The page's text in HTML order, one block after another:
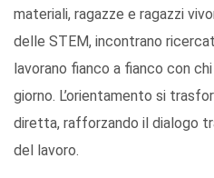
materiali, ragazze e ragazzi
delle STEM, incontrano
lavorano fianco a fianco con
giorno. L’orientamento si
diretta, rafforzando il dialogo
del lavoro.